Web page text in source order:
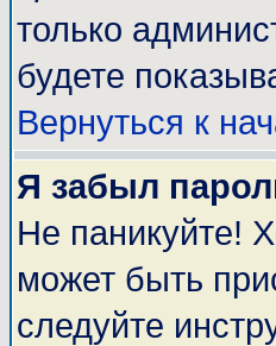
только
будете
Вернуться к
Я забыл
Не паникуйте!
может быть
следуйте